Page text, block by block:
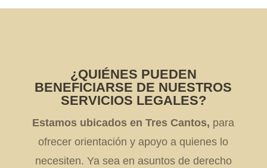
¿QUIÉNES PUEDEN
BENEFICIARSE DE NUESTROS
SERVICIOS LEGALES?
Estamos ubicados en Tres Cantos, para
ofrecer orientación y apoyo a quienes lo
necesiten. Ya sea en asuntos de derecho